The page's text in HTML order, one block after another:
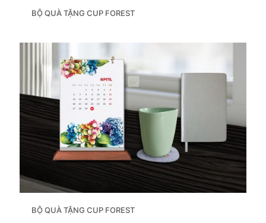
BỘ QUÀ TẶNG CUP FOREST
BỘ QUÀ TẶNG CUP FOREST